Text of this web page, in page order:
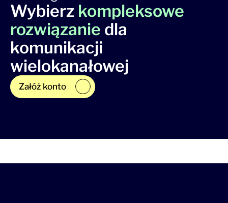
Wybierz kompleksowe
rozwiązanie dla
komunikacji
wielokanałowej
Załóż konto